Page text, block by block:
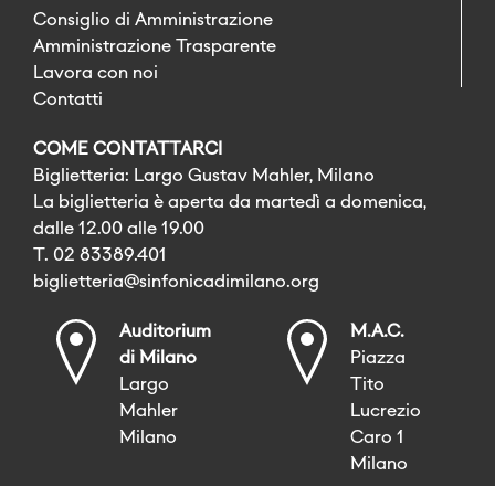
Consiglio di Amministrazione
Amministrazione Trasparente
Lavora con noi
Contatti
COME CONTATTARCI
Biglietteria: Largo Gustav Mahler, Milano
La biglietteria è aperta da martedì a domenica,
dalle 12.00 alle 19.00
T. 02 83389.401
biglietteria@sinfonicadimilano.org
Auditorium
di Milano
Largo
Mahler
Milano
M.A.C.
Piazza
Tito
Lucrezio
Caro 1
Milano